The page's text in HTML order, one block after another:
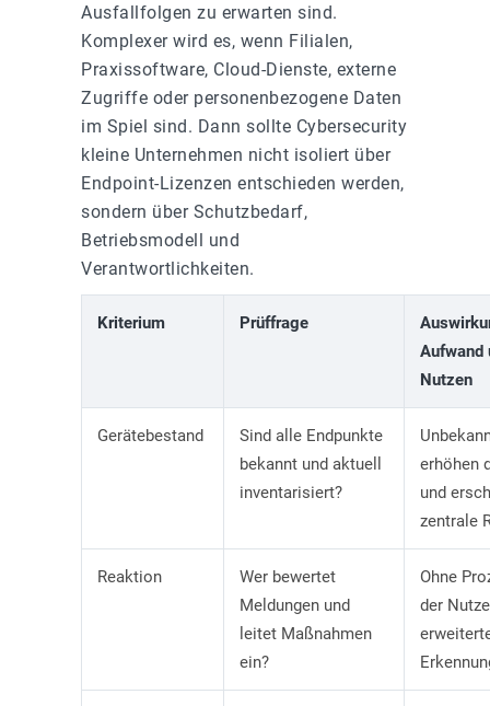
Ausfallfolgen zu erwarten sind.
Komplexer wird es, wenn Filialen,
Praxissoftware, Cloud-Dienste, externe
Zugriffe oder personenbezogene Daten
im Spiel sind. Dann sollte Cybersecurity
kleine Unternehmen nicht isoliert über
Endpoint-Lizenzen entschieden werden,
sondern über Schutzbedarf,
Betriebsmodell und
Verantwortlichkeiten.
Kriterium Prüffrage
Aufwand
Nutzen
Gerätebestand
Sind alle Endpunkte
bekannt und aktuell
inventarisiert?
erhöhen
und
zentrale
Reaktion
Wer bewertet
Meldungen und
leitet Maßnahmen
ein?
Ohne
der